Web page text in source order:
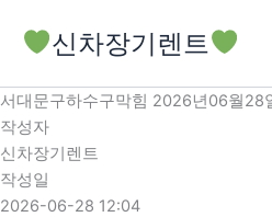
로
건
너
뛰
기
신차장기렌트
서대문구하수구막힘 2026년06월28
작성자
신차장기렌트
작성일
2026-06-28 12:04